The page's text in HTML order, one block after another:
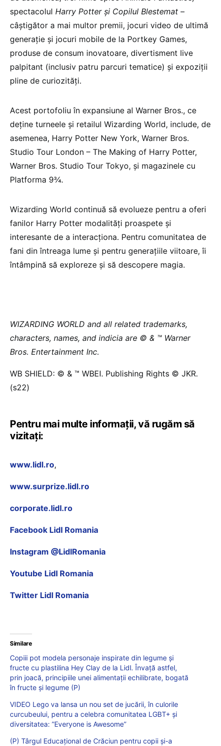
spectacolul Harry Potter și Copilul Blestemat –
câștigător a mai multor premii, jocuri video de ultimă
generație și jocuri mobile de la Portkey Games,
produse de consum inovatoare, divertisment live
palpitant (inclusiv patru parcuri tematice) și expoziții
pline de curiozități.
Acest portofoliu în expansiune al Warner Bros., ce
deține turneele și retailul Wizarding World, include, de
asemenea, Harry Potter New York, Warner Bros.
Studio Tour London – The Making of Harry Potter,
Warner Bros. Studio Tour Tokyo, și magazinele cu
Platforma 9¾.
Wizarding World continuă să evolueze pentru a oferi
fanilor Harry Potter modalități proaspete și
interesante de a interacționa. Pentru comunitatea de
fani din întreaga lume și pentru generațiile viitoare, îi
întâmpină să exploreze și să descopere magia.
WIZARDING WORLD and all related trademarks,
characters, names, and indicia are © & ™ Warner
Bros. Entertainment Inc.
WB SHIELD: © & ™ WBEI. Publishing Rights © JKR.
(s22)
Pentru mai multe informații, vă rugăm să
vizitați:
www.lidl.ro,
www.surprize.lidl.ro
corporate.lidl.ro
Facebook Lidl Romania
Instagram @LidlRomania
Youtube Lidl Romania
Twitter Lidl Romania
Similare
Copiii pot modela personaje inspirate din legume și
fructe cu plastilina Hey Clay de la Lidl. Învață astfel,
prin joacă, principiile unei alimentații echilibrate, bogată
în fructe și legume (P)
VIDEO Lego va lansa un nou set de jucării, în culorile
curcubeului, pentru a celebra comunitatea LGBT+ și
diversitatea: ”Everyone is Awesome”
(P) Târgul Educațional de Crăciun pentru copii și-a